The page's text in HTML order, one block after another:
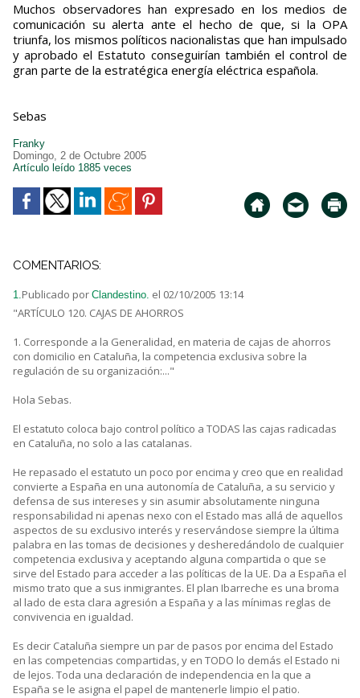
Muchos observadores han expresado en los medios de
comunicación su alerta ante el hecho de que, si la OPA
triunfa, los mismos políticos nacionalistas que han impulsado
y aprobado el Estatuto conseguirían también el control de
gran parte de la estratégica energía eléctrica española.
Sebas
Franky
Domingo, 2 de Octubre 2005
Artículo leído 1885 veces
COMENTARIOS:
1.Publicado por Clandestino. el 02/10/2005 13:14
"ARTÍCULO 120. CAJAS DE AHORROS
1. Corresponde a la Generalidad, en materia de cajas de ahorros
con domicilio en Cataluña, la competencia exclusiva sobre la
regulación de su organización:..."
Hola Sebas.
El estatuto coloca bajo control político a TODAS las cajas radicadas
en Cataluña, no solo a las catalanas.
He repasado el estatuto un poco por encima y creo que en realidad
convierte a España en una autonomía de Cataluña, a su servicio y
defensa de sus intereses y sin asumir absolutamente ninguna
responsabilidad ni apenas nexo con el Estado mas allá de aquellos
aspectos de su exclusivo interés y reservándose siempre la última
palabra en las tomas de decisiones y desheredándolo de cualquier
competencia exclusiva y aceptando alguna compartida o que se
sirve del Estado para acceder a las políticas de la UE. Da a España el
mismo trato que a sus inmigrantes. El plan Ibarreche es una broma
al lado de esta clara agresión a España y a las mínimas reglas de
convivencia en igualdad.
Es decir Cataluña siempre un par de pasos por encima del Estado
en las competencias compartidas, y en TODO lo demás el Estado ni
de lejos. Toda una declaración de independencia en la que a
España se le asigna el papel de mantenerle limpio el patio.